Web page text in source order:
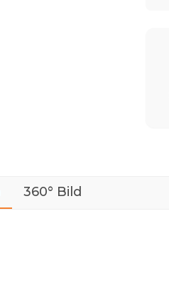
360° Bild